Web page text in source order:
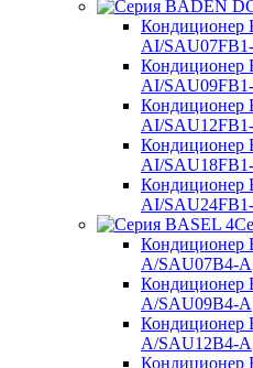
Кондиционер
AI/
Кондиционер
AI/
Кондиционер
AI/
Кондиционер
AI/
Кондиционер
AI/
Кондиционер
A/SAU07B4-A
Кондиционер
A/SAU09B4-A
Кондиционер
A/SAU12B4-A
Кондиционер